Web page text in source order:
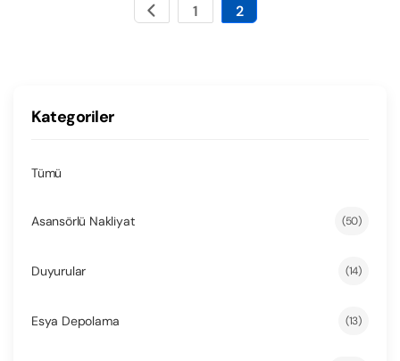
1 2
Kategoriler
Tümü
Asansörlü Nakliyat (50)
Duyurular (14)
Esya Depolama (13)